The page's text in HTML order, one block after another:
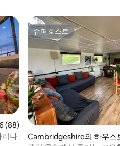
점(5점 만점), 후기 88개
(88)
리나
슈퍼호스트
슈퍼호스트
Cambridgeshire의 하우스